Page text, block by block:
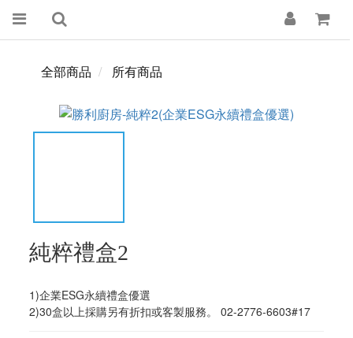
全部商品 所有商品
純粹禮盒2
1)企業ESG永續禮盒優選
2)30盒以上採購另有折扣或客製服務。 02-2776-6603#17